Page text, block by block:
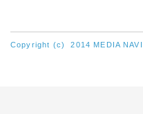
Copyright (c) 2014 MEDIA